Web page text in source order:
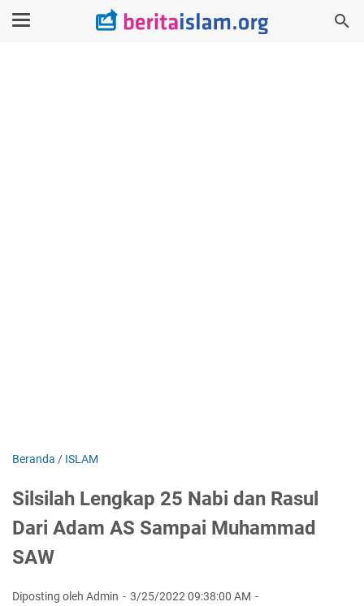
Beranda / ISLAM
Silsilah Lengkap 25 Nabi dan Rasul
Dari Adam AS Sampai Muhammad
SAW
Diposting oleh Admin
3/25/2022 09:38:00 AM